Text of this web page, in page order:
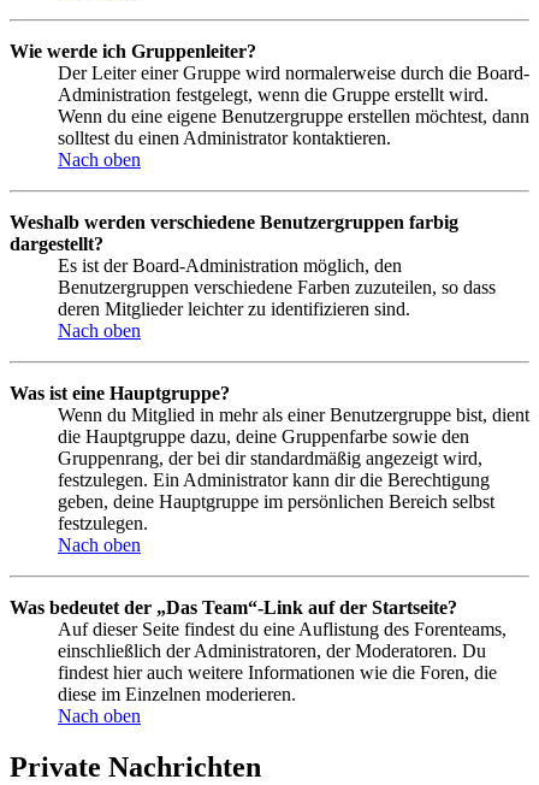
Wie werde ich Gruppenleiter?
Der Leiter einer Gruppe wird normalerweise durch die Board-
Administration festgelegt, wenn die Gruppe erstellt wird.
Wenn du eine eigene Benutzergruppe erstellen möchtest, dann
solltest du einen Administrator kontaktieren.
Nach oben
Weshalb werden verschiedene Benutzergruppen farbig
dargestellt?
Es ist der Board-Administration möglich, den
Benutzergruppen verschiedene Farben zuzuteilen, so dass
deren Mitglieder leichter zu identifizieren sind.
Nach oben
Was ist eine Hauptgruppe?
Wenn du Mitglied in mehr als einer Benutzergruppe bist, dient
die Hauptgruppe dazu, deine Gruppenfarbe sowie den
Gruppenrang, der bei dir standardmäßig angezeigt wird,
festzulegen. Ein Administrator kann dir die Berechtigung
geben, deine Hauptgruppe im persönlichen Bereich selbst
festzulegen.
Nach oben
Was bedeutet der „Das Team“-Link auf der Startseite?
Auf dieser Seite findest du eine Auflistung des Forenteams,
einschließlich der Administratoren, der Moderatoren. Du
findest hier auch weitere Informationen wie die Foren, die
diese im Einzelnen moderieren.
Nach oben
Private Nachrichten